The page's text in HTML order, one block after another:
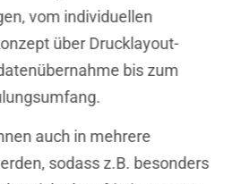
vom individuellen
über Drucklayout-
bis zum
auch in mehrere
sodass z.B. besonders